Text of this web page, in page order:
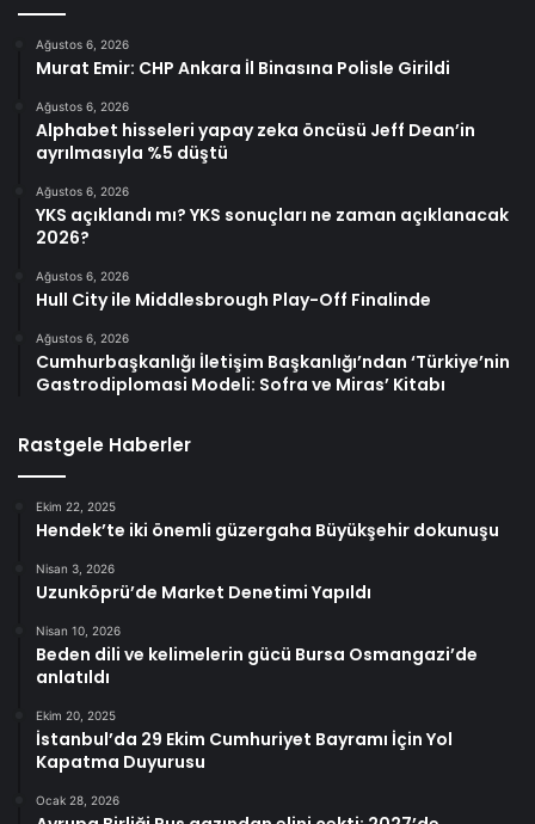
Ağustos 6, 2026
Murat Emir: CHP Ankara İl Binasına Polisle Girildi
Ağustos 6, 2026
Alphabet hisseleri yapay zeka öncüsü Jeff Dean’in
ayrılmasıyla %5 düştü
Ağustos 6, 2026
YKS açıklandı mı? YKS sonuçları ne zaman açıklanacak
2026?
Ağustos 6, 2026
Hull City ile Middlesbrough Play-Off Finalinde
Ağustos 6, 2026
Cumhurbaşkanlığı İletişim Başkanlığı’ndan ‘Türkiye’nin
Gastrodiplomasi Modeli: Sofra ve Miras’ Kitabı
Rastgele Haberler
Ekim 22, 2025
Hendek’te iki önemli güzergaha Büyükşehir dokunuşu
Nisan 3, 2026
Uzunköprü’de Market Denetimi Yapıldı
Nisan 10, 2026
Beden dili ve kelimelerin gücü Bursa Osmangazi’de
anlatıldı
Ekim 20, 2025
İstanbul’da 29 Ekim Cumhuriyet Bayramı İçin Yol
Kapatma Duyurusu
Ocak 28, 2026